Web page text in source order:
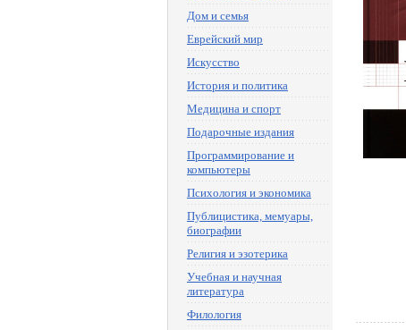
Дом и семья
Еврейский мир
Искусство
История и политика
Медицина и спорт
Подарочные издания
Программирование и
компьютеры
Психология и экономика
Публицистика, мемуары,
биографии
Религия и эзотерика
Учебная и научная
литература
Филология